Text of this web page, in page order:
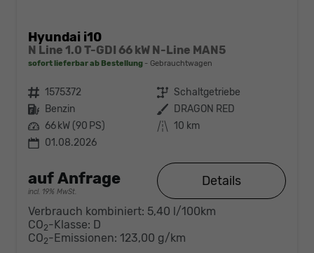
Hyundai i10
N Line 1.0 T-GDI 66 kW N-Line MAN5
sofort lieferbar ab Bestellung Gebrauchtwagen
Fahrzeugnr. 1575372 Getriebe Schaltgetriebe
Kraftstoff Benzin Außenfarbe DRAGON RED
Leistung 66 kW (90 PS) Kilometerstand 10 km
01.08.2026
auf Anfrage
incl. 19% MwSt.
Details
Verbrauch kombiniert: 5,40 l/100km
CO2-Klasse: D
CO2-Emissionen: 123,00 g/km